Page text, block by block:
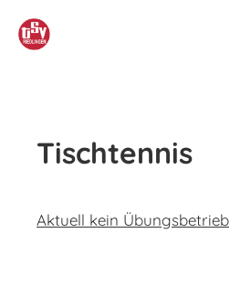
Tischtennis
Aktuell kein Übungsbetrieb